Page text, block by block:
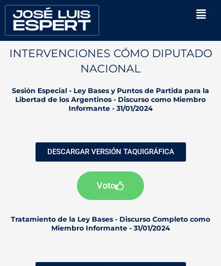
contenido
INTERVENCIONES CÓMO DIPUTADO
NACIONAL
Sesión Especial - Ley Bases y Puntos de Partida para la
Libertad de los Argentinos - Discurso como Miembro
Informante - 31/01/2024
DESCARGAR VERSIÓN TAQUIGRÁFICA
Voto
Tratamiento de la Ley Bases - Discurso Completo como
Miembro Informante - 31/01/2024